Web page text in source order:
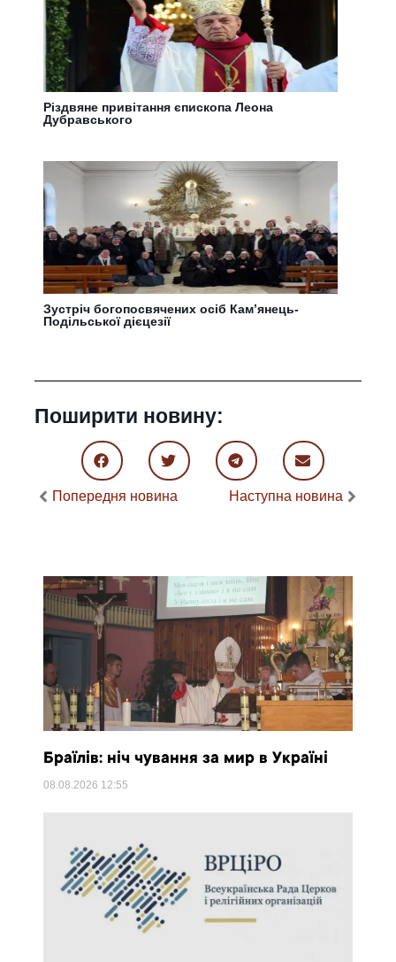
Різдвяне привітання єпископа Леона
Дубравського
Зустріч богопосвячених осіб Камʼянець-
Подільської дієцезії
Поширити новину:
Попередня новина Наступна новина
Браїлів: ніч чування за мир в Україні
08.08.2026 12:55